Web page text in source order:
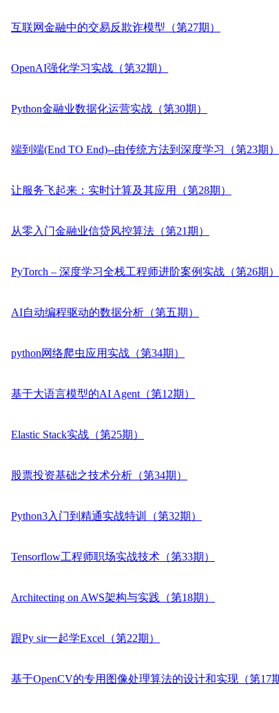
互联网金融中的交易反欺诈模型（第27期）
OpenAI强化学习实战（第32期）
Python金融业数据化运营实战（第30期）
端到端(End TO End)--由传统方法到深度学习（第23期）
让服务飞起来：实时计算及其应用（第28期）
从零入门金融业信贷风控算法（第21期）
PyTorch – 深度学习全栈工程师进阶案例实战（第26期）
AI自动编程驱动的数据分析（第五期）
python网络爬虫应用实战（第34期）
基于大语言模型的AI Agent（第12期）
Elastic Stack实战（第25期）
股票投资基础之技术分析（第34期）
Python3入门到精通实战特训（第32期）
Tensorflow工程师职场实战技术（第33期）
Architecting on AWS架构与实践（第18期）
跟Py sir一起学Excel（第22期）
基于OpenCV的专用图像处理算法的设计和实现（第17期